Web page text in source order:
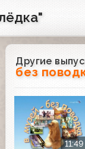
Другие
без
11:49